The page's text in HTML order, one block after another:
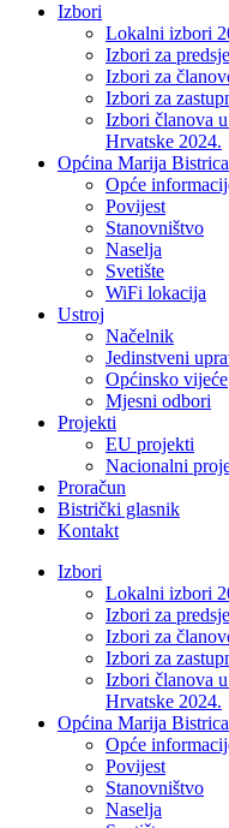
Izbori
Lokalni izbori
Izbori za
Izbori za
Izbori za
Izbori članova
Hrvatske 2024.
Općina Marija Bistrica
Opće
Povijest
Stanovništvo
Naselja
Svetište
WiFi lokacija
Ustroj
Načelnik
Jedinstveni
Općinsko vijeće
Mjesni odbori
Projekti
EU projekti
Nacionalni
Proračun
Bistrički glasnik
Kontakt
Izbori
Lokalni izbori
Izbori za
Izbori za
Izbori za
Izbori članova
Hrvatske 2024.
Općina Marija Bistrica
Opće
Povijest
Stanovništvo
Naselja